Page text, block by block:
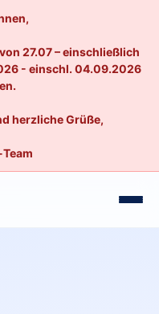
27.07 – einschließlich
- einschl. 04.09.2026
herzliche Grüße,